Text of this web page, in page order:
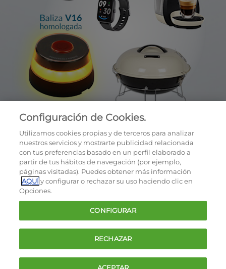
Cookies
Política de privacidad
Términos y condiciones de la oferta
Contacto
FAQ
Configuración de Cookies.
Utilizamos cookies propias y de terceros para analizar
nuestros servicios y mostrarte publicidad relacionada
con tus preferencias basado en un perfil elaborado a
partir de tus hábitos de navegación (por ejemplo,
páginas visitadas). Puedes obtener más información
AQUÍy configurar o rechazar su uso haciendo clic en
Opciones.
CONFIGURAR
RECHAZAR